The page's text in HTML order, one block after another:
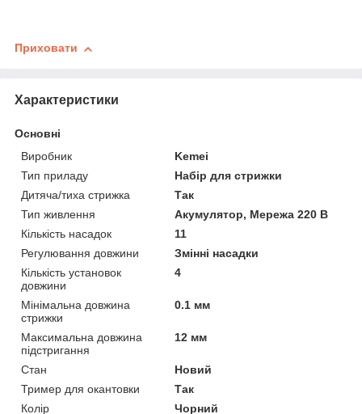
Приховати
Характеристики
Основні
Виробник
Kemei
Тип приладу
Набір для стрижки
Дитяча/тиха стрижка
Так
Тип живлення
Акумулятор, Мережа 220 В
Кількість насадок
11
Регулювання довжини
Змінні насадки
Кількість установок
довжини
4
Мінімальна довжина
стрижки
0.1 мм
Максимальна довжина
підстригання
12 мм
Стан
Новий
Тример для окантовки
Так
Колір
Чорний